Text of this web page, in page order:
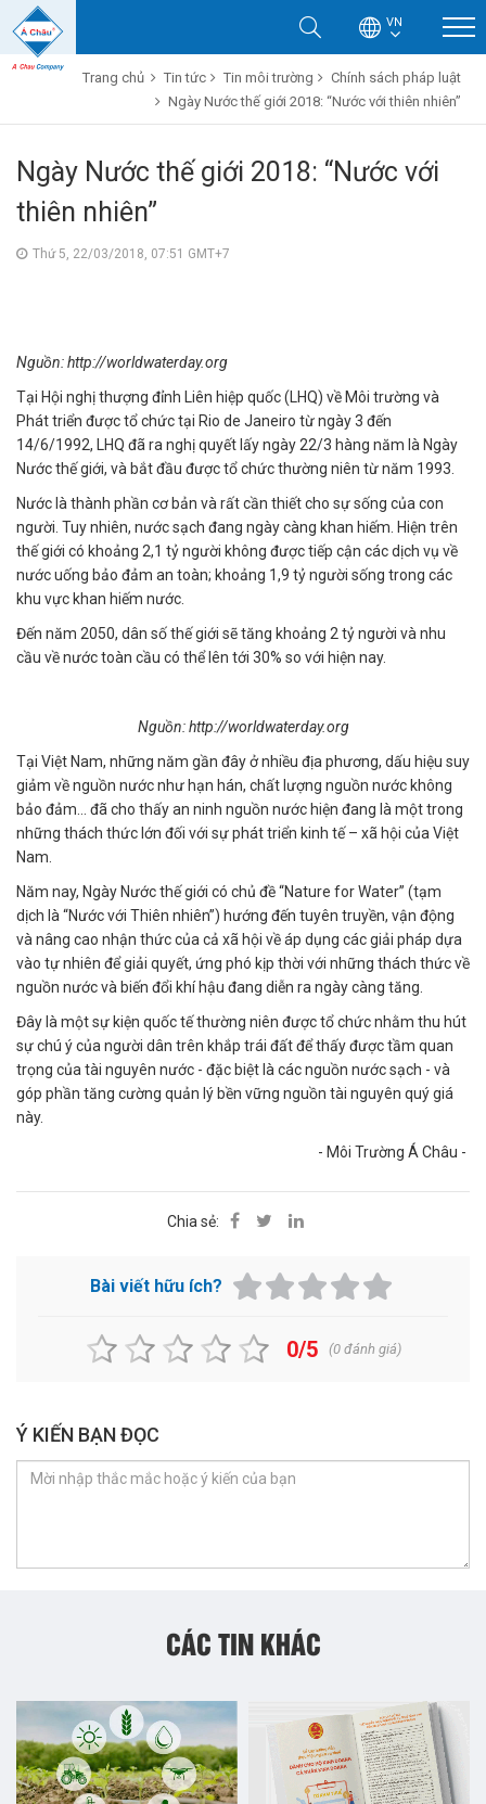
VN
Trang chủ Tin tức Tin môi trường
Chính sách pháp luật
Ngày Nước thế giới 2018: “Nước với thiên nhiên”
Ngày Nước thế giới 2018: “Nước với
thiên nhiên”
Thứ 5, 22/03/2018, 07:51 GMT+7
Nguồn:http://worldwaterday.org
Tại Hội nghị thượng đỉnh Liên hiệp quốc (LHQ) về Môi trường và
Phát triển được tổ chức tại Rio de Janeiro từ ngày 3 đến
14/6/1992, LHQ đã ra nghị quyết lấy ngày 22/3 hàng năm là Ngày
Nước thế giới, và bắt đầu được tổ chức thường niên từ năm 1993.
Nước là thành phần cơ bản và rất cần thiết cho sự sống của con
người. Tuy nhiên, nước sạch đang ngày càng khan hiếm. Hiện trên
thế giới có khoảng 2,1 tỷ người không được tiếp cận các dịch vụ về
nước uống bảo đảm an toàn; khoảng 1,9 tỷ người sống trong các
khu vực khan hiếm nước.
Đến năm 2050, dân số thế giới sẽ tăng khoảng 2 tỷ người và nhu
cầu về nước toàn cầu có thể lên tới 30% so với hiện nay.
Nguồn:http://worldwaterday.org
Tại Việt Nam, những năm gần đây ở nhiều địa phương, dấu hiệu suy
giảm về nguồn nước như hạn hán, chất lượng nguồn nước không
bảo đảm… đã cho thấy an ninh nguồn nước hiện đang là một trong
những thách thức lớn đối với sự phát triển kinh tế – xã hội của Việt
Nam.
Năm nay, Ngày Nước thế giới có chủ đề “Nature for Water” (tạm
dịch là “Nước với Thiên nhiên”) hướng đến tuyên truyền, vận động
và nâng cao nhận thức của cả xã hội về áp dụng các giải pháp dựa
vào tự nhiên để giải quyết, ứng phó kịp thời với những thách thức về
nguồn nước và biến đổi khí hậu đang diễn ra ngày càng tăng.
Đây là một sự kiện quốc tế thường niên được tổ chức nhằm thu hút
sự chú ý của người dân trên khắp trái đất để thấy được tầm quan
trọng của tài nguyên nước - đặc biệt là các nguồn nước sạch - và
góp phần tăng cường quản lý bền vững nguồn tài nguyên quý giá
này.
- Môi Trường Á Châu -
Chia sẻ:
Bài viết hữu ích?
0/5 (0đánh giá)
Ý KIẾN BẠN ĐỌC
CÁC TIN KHÁC